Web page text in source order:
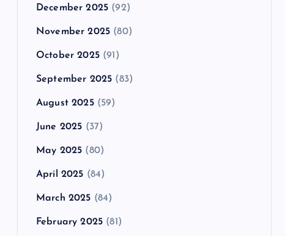
December 2025 (92)
November 2025 (80)
October 2025(91)
September 2025 (83)
August 2025(59)
June 2025 (37)
May 2025 (80)
April 2025 (84)
March 2025 (84)
February 2025 (81)